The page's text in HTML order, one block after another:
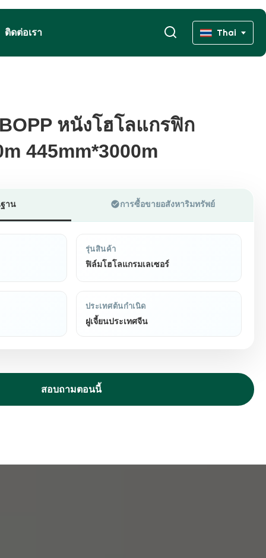
ติดต่อเรา Thai
หนังโฮโลแกรฟิก
445mm*3000m
หนังโฮโลแกรฟิก
445mm*3000m
าน การซื้อขายอสังหาริมทรัพย์
รุ่นสินค้า
ฟิล์มโฮโลแกรมเลเซอร์
ประเทศต้นกำเนิด
ฝูเจี้ยนประเทศจีน
สอบถามตอนนี้